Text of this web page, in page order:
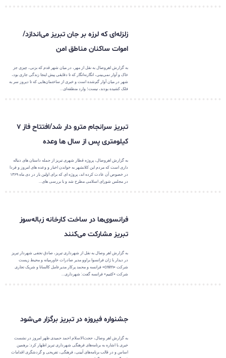
زلزله‌ای که لرزه بر جان تبریز می‌اندازد/
اموات ساکنان مناطق امن
به گزارش اهروصال به نقل از مهر، در میان شهر قدم که بزنی، چیزی جز
خاک و آوار نمی‌بینی، انگارنه‌انگار که تا دقایقی پیش اینجا زندگی جاری بود،
شهر در میان آوار گم‌شده است و خبری از ساختمان‌هایی که تا دیروز سر به
فلک کشیده بودند، نیست؛ وارد منطقه‌ای...
تبریز سرانجام مترو دار شد/افتتاح فاز ۷
کیلومتری پس از سال ها وعده
به گزارش اهروصال، پروژه قطار شهری تبریز از جمله داستان های دنباله
داری است که مردم این کلانشهر به خواندن اخبار و وعده های امروز و فردا
در خصوص آن عادت کرده اند، پروژه ای که برای اولین بار در دی ماه ۱۳۶۹
در مجلس شورای اسلامی مطرح شد و با بررسی های...
فرانسوی‌ها در ساخت کارخانه زباله‌سوز
تبریز مشارکت می‌کنند
به گزارش اهر وصال به نقل از شهرداری تبریز، صادق نجفی شهردار تبریز
در دیدار با ژان فرانسوا براوو مدیر صادرات خاورمیانه و محیط زیست
شرکت «cnim» فرانسه و محمد پرکار مدیرعامل کالسانا و شریک تجاری
شرکت «کئنیم» فرانسه گفت: شهرداری...
جشنواره فیروزه در تبریز برگزار می‌شود
به گزارش اهر وصال، حجت‌الاسلام احمد حمیدی ظهر امروز در نشست
خبری با اشاره به برنامه‌های فرهنگی شهرداری تبریز اظهار کرد: برهمین
اساس و در قالب برنامه‌های آیینی، فرهنگی، تفریحی و گردشگری اقدامات